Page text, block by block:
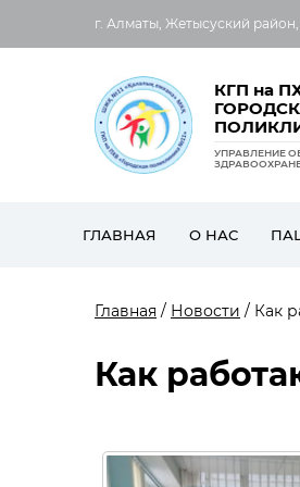
г. Алматы, Жетысуский
КГП на
УПРАВЛЕНИЕ
ГЛАВНАЯ О НАС
Главная / Новости / Как
Как